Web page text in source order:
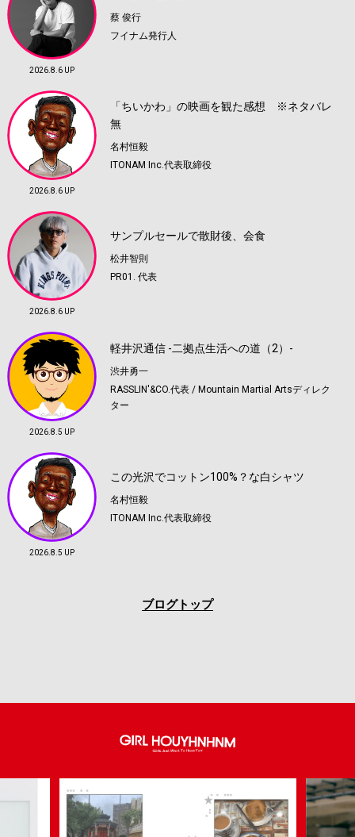
2026.8.6 UP
蔡 俊行
フイナム発行人
2026.8.6 UP
「ちいかわ」の映画を観た感想 ※ネタバレ
無
名村恒毅
ITONAM Inc.代表取締役
2026.8.6 UP
サンプルセールで散財後、会食
松井智則
PR01. 代表
2026.8.5 UP
軽井沢通信 -二拠点生活への道（2）-
渋井勇一
RASSLIN'&CO.代表 / Mountain Martial Artsディレク
ター
2026.8.5 UP
この光沢でコットン100%？な白シャツ
名村恒毅
ITONAM Inc.代表取締役
ブログトップ